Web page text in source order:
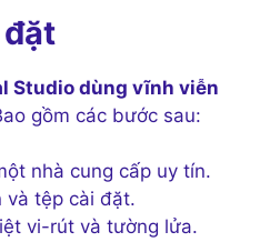
Studio dùng vĩnh viễn
gồm các bước sau:
nhà cung cấp uy tín.
và tệp cài đặt.
vi-rút và tường lửa.